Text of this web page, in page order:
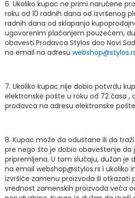
6. Ukoliko kupac ne primi naručene
roku od 10 radnih dana od izvršenog
radnih dana od sklapanja
ugovorenim plaćanjem pouzećem,
obavesti Prodavca Stylos doo Novi
na email na adresu
7. Ukoliko kupac nije dobio potvrdu
elektronske pošte u roku od 72 časa ,
prodavca na adresu elektronske pošte
8. Kupac može da odustane ili da
pre nego što je dobio obaveštenje da
pripremljena. U tom slučaju, dužan je
na email webshop@stylos.rs i ukoliko
izvršiće zamenu proizvoda ili otkazati
vrednost zamenskih proizvoda veća